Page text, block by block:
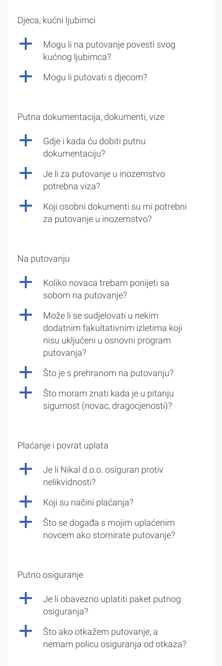
Djeca, kućni ljubimci
a
Mogu li na putovanje povesti svog
kućnog ljubimca?
a Mogu li putovati s djecom?
Putna dokumentacija, dokumenti, vize
a
Gdje i kada ću dobiti putnu
dokumentaciju?
a
Je li za putovanje u inozemstvo
potrebna viza?
a
Koji osobni dokumenti su mi potrebni
za putovanje u inozemstvo?
Na putovanju
a
Koliko novaca trebam ponijeti sa
sobom na putovanje?
a
Može li se sudjelovati u nekim
dodatnim fakultativnim izletima koji
nisu uključeni u osnovni program
putovanja?
a Što je s prehranom na putovanju?
a
Što moram znati kada je u pitanju
sigurnost (novac, dragocjenosti)?
Plaćanje i povrat uplata
a
Je li Nikal d.o.o. osiguran protiv
nelikvidnosti?
a Koji su načini plaćanja?
a
Što se događa s mojim uplaćenim
novcem ako stornirate putovanje?
Putno osiguranje
a
Je li obavezno uplatiti paket putnog
osiguranja?
a
Što ako otkažem putovanje, a
nemam policu osiguranja od otkaza?